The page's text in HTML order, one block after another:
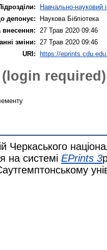
Навчально-науковий
депонує:
Наукова Бібліотека
внесення:
27 Трав 2020 09:46
зміни:
27 Трав 2020 09:46
URI: https://
required)
Черкаського
на системі EPrints 3